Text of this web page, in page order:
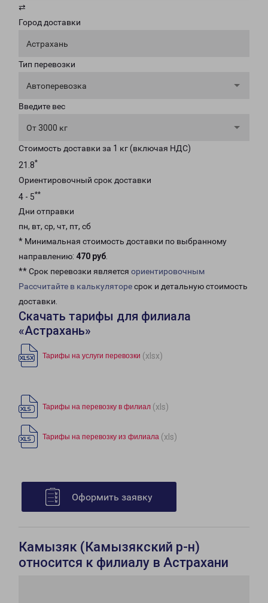
⇄
Город доставки
Астрахань
Тип перевозки
Автоперевозка
Введите вес
От 3000 кг
Стоимость доставки за 1 кг (включая НДС)
21.8*
Ориентировочный срок доставки
4 - 5**
Дни отправки
пн, вт, ср, чт, пт, сб
* Минимальная стоимость доставки по выбранному
направлению: 470 руб.
** Срок перевозки является ориентировочным
Рассчитайте в калькуляторесрок и детальную стоимость
доставки.
Скачать тарифы для филиала
«Астрахань»
Тарифы на услуги перевозки (xlsx)
Тарифы на перевозку в филиал (xls)
Тарифы на перевозку из филиала (xls)
Оформить заявку
Камызяк (Камызякский р-н)
относится к филиалу в Астрахани